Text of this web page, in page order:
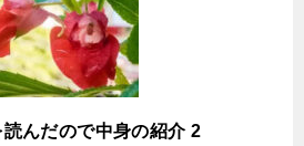
んだので中身の紹介 2